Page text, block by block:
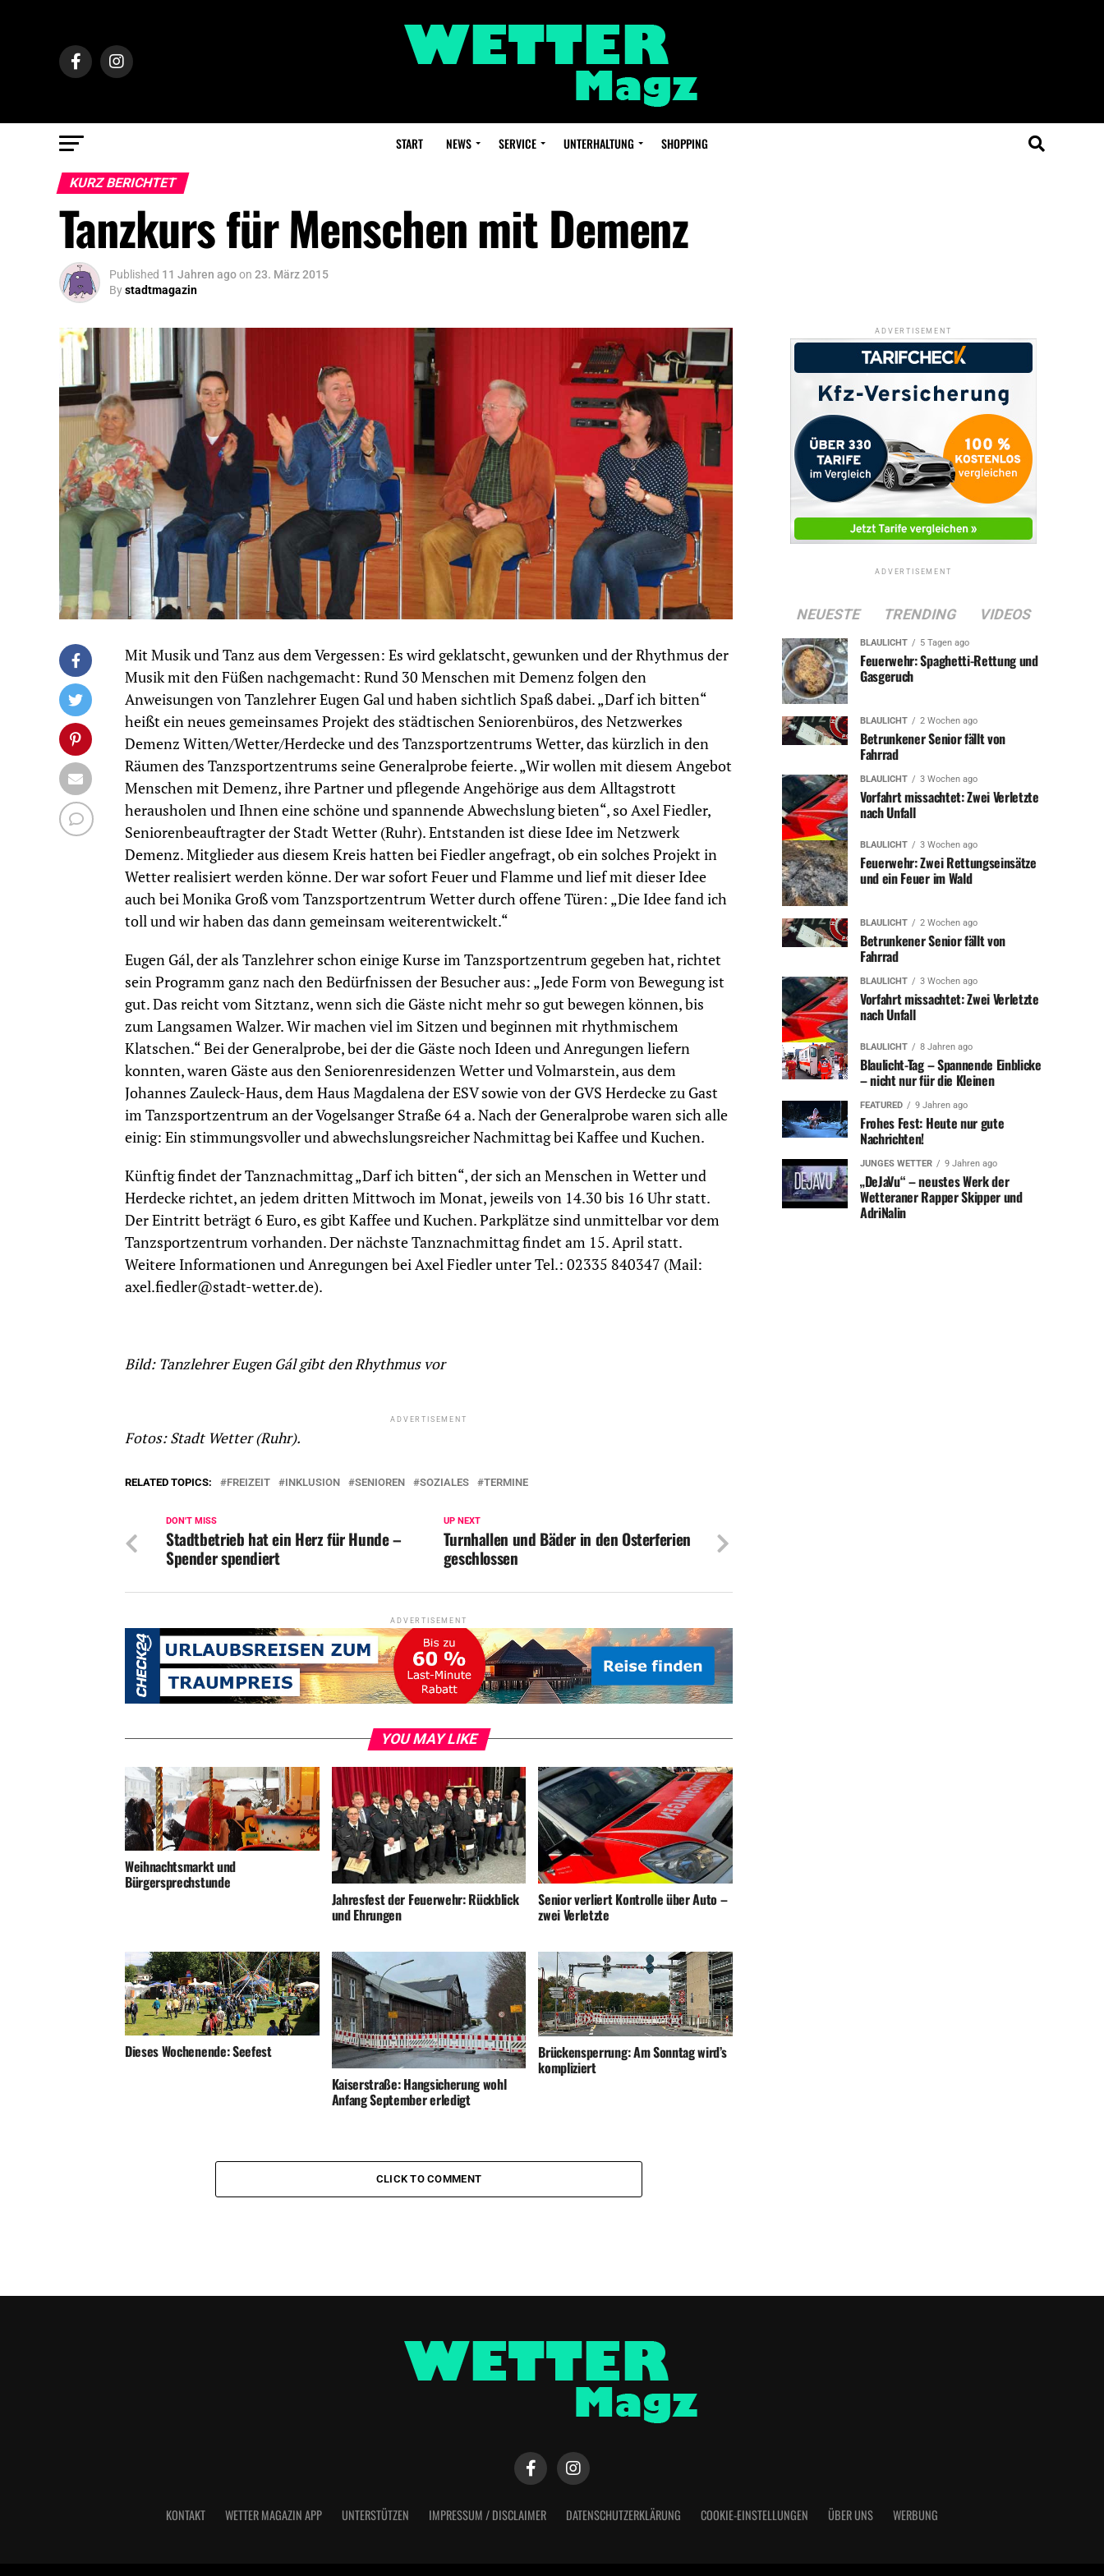
START NEWS SERVICE UNTERHALTUNG SHOPPING
KURZ BERICHTET
Tanzkurs für Menschen mit Demenz
Published 11 Jahren agoon 23. März 2015
Bystadtmagazin
Mit Musik und Tanz aus dem Vergessen: Es wird geklatscht, gewunken und der Rhythmus der
Musik mit den Füßen nachgemacht: Rund 30 Menschen mit Demenz folgen den
Anweisungen von Tanzlehrer Eugen Gal und haben sichtlich Spaß dabei. „Darf ich bitten“
heißt ein neues gemeinsames Projekt des städtischen Seniorenbüros, des Netzwerkes
Demenz Witten/Wetter/Herdecke und des Tanzsportzentrums Wetter, das kürzlich in den
Räumen des Tanzsportzentrums seine Generalprobe feierte. „Wir wollen mit diesem Angebot
Menschen mit Demenz, ihre Partner und pflegende Angehörige aus dem Alltagstrott
herausholen und Ihnen eine schöne und spannende Abwechslung bieten“, so Axel Fiedler,
Seniorenbeauftragter der Stadt Wetter (Ruhr). Entstanden ist diese Idee im Netzwerk
Demenz. Mitglieder aus diesem Kreis hatten bei Fiedler angefragt, ob ein solches Projekt in
Wetter realisiert werden könne. Der war sofort Feuer und Flamme und lief mit dieser Idee
auch bei Monika Groß vom Tanzsportzentrum Wetter durch offene Türen: „Die Idee fand ich
toll und wir haben das dann gemeinsam weiterentwickelt.“
Eugen Gál, der als Tanzlehrer schon einige Kurse im Tanzsportzentrum gegeben hat, richtet
sein Programm ganz nach den Bedürfnissen der Besucher aus: „Jede Form von Bewegung ist
gut. Das reicht vom Sitztanz, wenn sich die Gäste nicht mehr so gut bewegen können, bis
zum Langsamen Walzer. Wir machen viel im Sitzen und beginnen mit rhythmischem
Klatschen.“ Bei der Generalprobe, bei der die Gäste noch Ideen und Anregungen liefern
konnten, waren Gäste aus den Seniorenresidenzen Wetter und Volmarstein, aus dem
Johannes Zauleck-Haus, dem Haus Magdalena der ESV sowie von der GVS Herdecke zu Gast
im Tanzsportzentrum an der Vogelsanger Straße 64 a. Nach der Generalprobe waren sich alle
einig: Ein stimmungsvoller und abwechslungsreicher Nachmittag bei Kaffee und Kuchen.
Künftig findet der Tanznachmittag „Darf ich bitten“, der sich an Menschen in Wetter und
Herdecke richtet, an jedem dritten Mittwoch im Monat, jeweils von 14.30 bis 16 Uhr statt.
Der Eintritt beträgt 6 Euro, es gibt Kaffee und Kuchen. Parkplätze sind unmittelbar vor dem
Tanzsportzentrum vorhanden. Der nächste Tanznachmittag findet am 15. April statt.
Weitere Informationen und Anregungen bei Axel Fiedler unter Tel.: 02335 840347 (Mail:
axel.fiedler@stadt-wetter.de).
Bild: Tanzlehrer Eugen Gál gibt den Rhythmus vor
ADVERTISEMENT
Fotos: Stadt Wetter (Ruhr).
RELATED TOPICS: FREIZEIT INKLUSION SENIOREN SOZIALES TERMINE
UP NEXT
Turnhallen und Bäder in den Osterferien
geschlossen
DON'T MISS
Stadtbetrieb hat ein Herz für Hunde –
Spender spendiert
ADVERTISEMENT
YOU MAY LIKE
Weihnachtsmarkt und
Bürgersprechstunde
Jahresfest der Feuerwehr: Rückblick
und Ehrungen
Senior verliert Kontrolle über Auto –
zwei Verletzte
Dieses Wochenende: Seefest
Kaiserstraße: Hangsicherung wohl
Anfang September erledigt
Brückensperrung: Am Sonntag wird’s
kompliziert
CLICK TO COMMENT
ADVERTISEMENT
ADVERTISEMENT
NEUESTE TRENDING VIDEOS
BLAULICHT 5 Tagen ago
Feuerwehr: Spaghetti-Rettung und
Gasgeruch
BLAULICHT 2 Wochen ago
Betrunkener Senior fällt von
Fahrrad
BLAULICHT 3 Wochen ago
Vorfahrt missachtet: Zwei Verletzte
nach Unfall
BLAULICHT 3 Wochen ago
Feuerwehr: Zwei Rettungseinsätze
und ein Feuer im Wald
BLAULICHT 2 Wochen ago
Betrunkener Senior fällt von
Fahrrad
BLAULICHT 3 Wochen ago
Vorfahrt missachtet: Zwei Verletzte
nach Unfall
BLAULICHT 8 Jahren ago
Blaulicht-Tag – Spannende Einblicke
– nicht nur für die Kleinen
FEATURED 9 Jahren ago
Frohes Fest: Heute nur gute
Nachrichten!
JUNGES WETTER 9 Jahren ago
„DeJaVu“ – neustes Werk der
Wetteraner Rapper Skipper und
AdriNalin
KONTAKT WETTER MAGAZIN APP UNTERSTÜTZEN IMPRESSUM / DISCLAIMER DATENSCHUTZERKLÄRUNG COOKIE-EINSTELLUNGEN ÜBER UNS WERBUNG